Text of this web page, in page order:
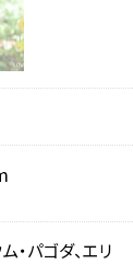
・パゴダ、エリ